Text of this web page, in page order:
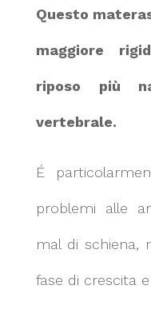
Questo
maggiore
riposo più
vertebrale.
É
problemi alle
mal di schiena,
fase di crescita